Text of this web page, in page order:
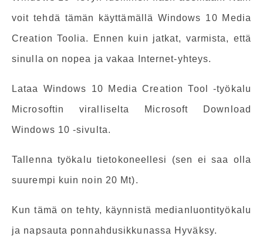
voit tehdä tämän käyttämällä Windows 10 Media
Creation Toolia. Ennen kuin jatkat, varmista, että
sinulla on nopea ja vakaa Internet-yhteys.
Lataa Windows 10 Media Creation Tool -työkalu
Microsoftin viralliselta Microsoft Download
Windows 10 -sivulta.
Tallenna työkalu tietokoneellesi (sen ei saa olla
suurempi kuin noin 20 Mt).
Kun tämä on tehty, käynnistä medianluontityökalu
ja napsauta ponnahdusikkunassa Hyväksy.